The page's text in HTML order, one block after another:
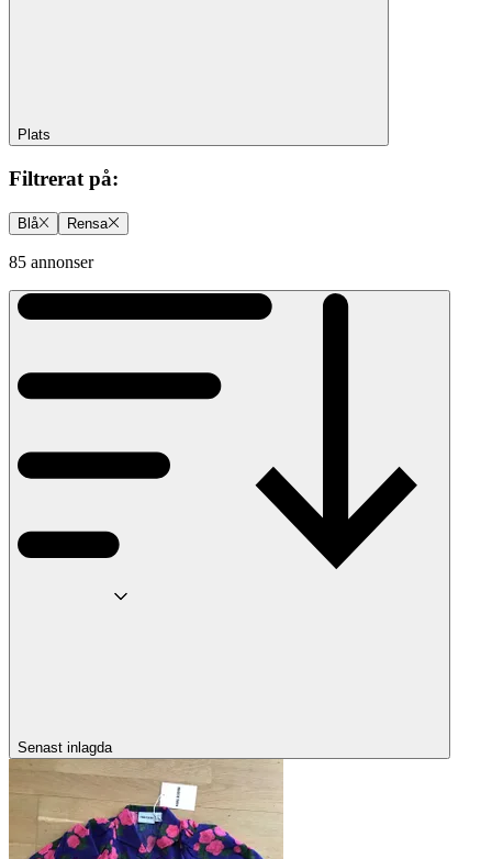
Plats
Filtrerat på:
Blå Rensa
85 annonser
Senast inlagda